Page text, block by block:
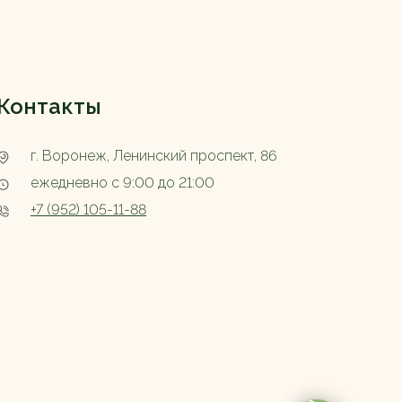
г. Воронеж, Ленинский проспект, 86
+7 (952) 105-11-88
ежедневно с 9:00 до 21:00